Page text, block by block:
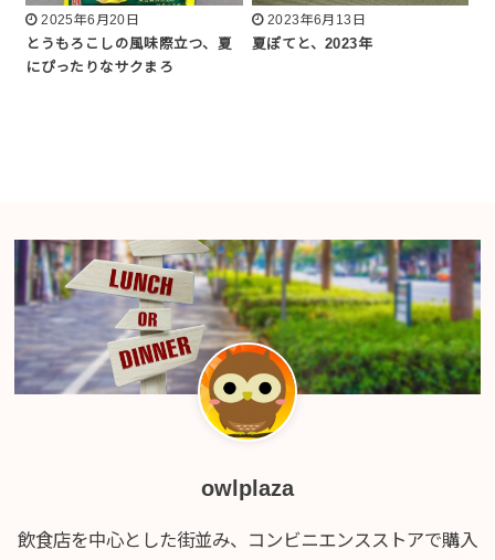
2025年6月20日
とうもろこしの風味際立つ、夏
にぴったりなサクまろ
2023年6月13日
夏ぽてと、2023年
owlplaza
飲食店を中心とした街並み、コンビニエンスストアで購入